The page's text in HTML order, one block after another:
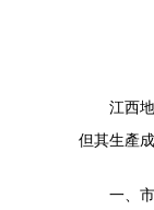
江西
但其生產
一、